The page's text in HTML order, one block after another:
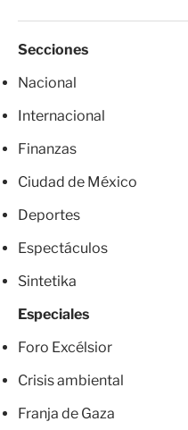
Secciones
Nacional
Internacional
Finanzas
Ciudad de México
Deportes
Espectáculos
Sintetika
Especiales
Foro Excélsior
Crisis ambiental
Franja de Gaza